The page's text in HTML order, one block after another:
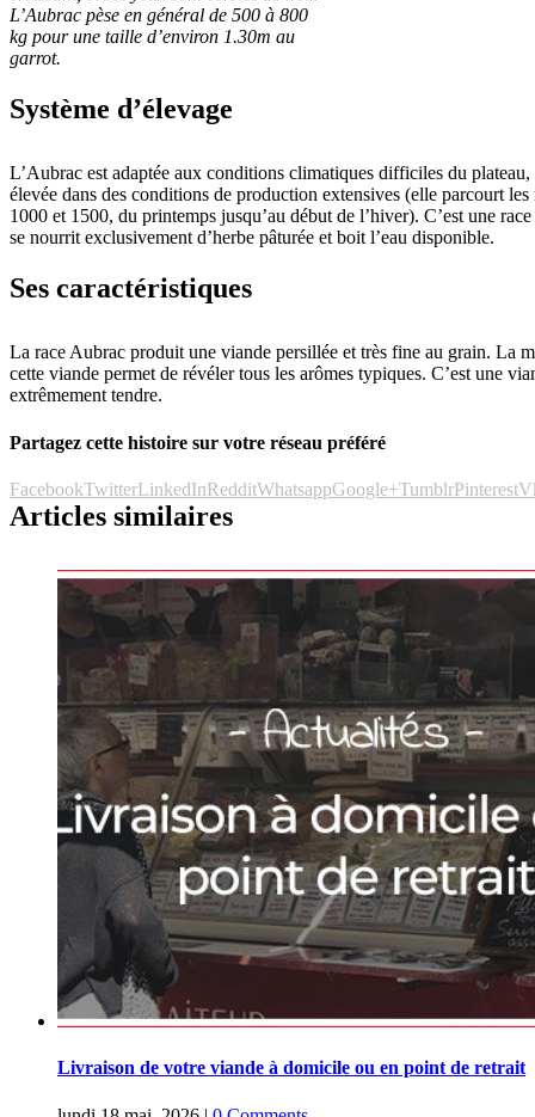
L’Aubrac pèse en général de 500 à 800
kg pour une taille d’environ 1.30m au
garrot.
Système d’élevage
L’Aubrac est adaptée aux conditions climatiques difficiles du plateau,
élevée dans des conditions de production extensives (elle parcourt les
1000 et 1500, du printemps jusqu’au début de l’hiver). C’est une
se nourrit exclusivement d’herbe pâturée et boit l’eau disponible.
Ses caractéristiques
La race Aubrac produit une viande persillée et très fine au grain. La
cette viande permet de révéler tous les arômes typiques. C’est une
extrêmement tendre.
Partagez cette histoire sur votre réseau préféré
FacebookTwitterLinkedInRedditWhatsappGoogle+TumblrPinterest
Articles similaires
Livraison de votre viande à domicile ou en point de retrait